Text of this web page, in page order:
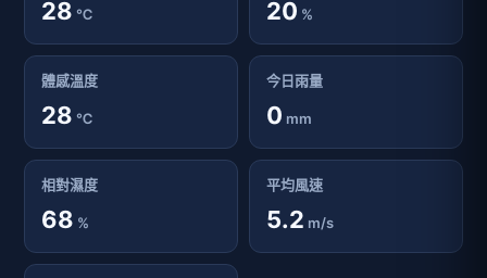
28 ℃ 20 %
體感溫度
28 ℃
今日雨量
0 mm
相對濕度
68 %
平均風速
5.2 m/s